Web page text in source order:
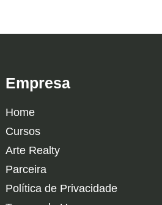
Empresa
Home
Cursos
Arte Realty
Parceira
Política de Privacidade